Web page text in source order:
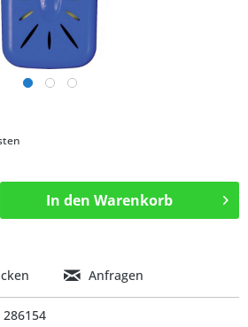
In den Warenkorb
Anfragen
286154